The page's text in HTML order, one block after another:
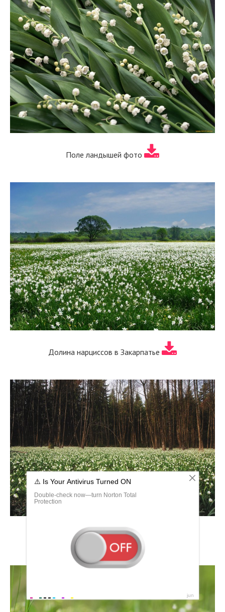
Поле ландышей фото
Долина нарциссов в Закарпатье
Ландышевое поле